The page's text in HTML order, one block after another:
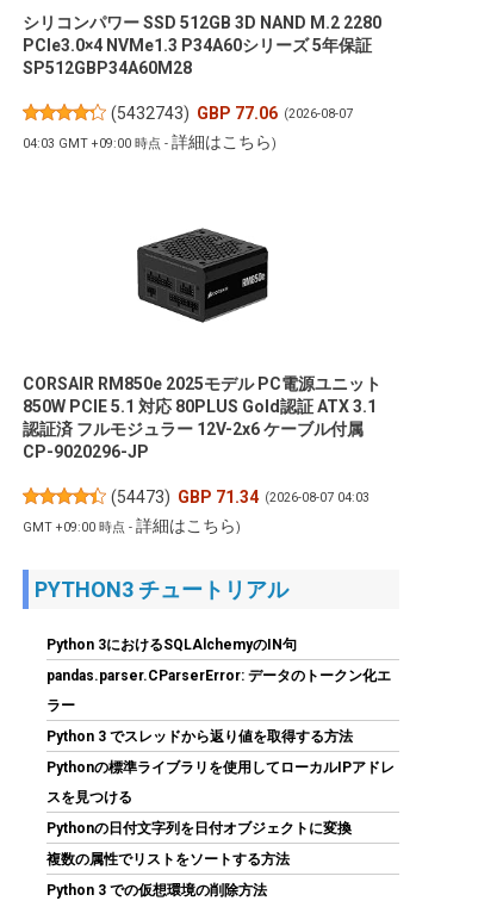
シリコンパワー SSD 512GB 3D NAND M.2 2280
PCIe3.0×4 NVMe1.3 P34A60シリーズ 5年保証
SP512GBP34A60M28
(5432743) GBP 77.06 (2026-08-07
04:03 GMT +09:00 時点 -詳細はこちら)
CORSAIR RM850e 2025モデル PC電源ユニット
850W PCIE 5.1 対応 80PLUS Gold認証 ATX 3.1
認証済 フルモジュラー 12V-2x6 ケーブル付属
CP-9020296-JP
(54473) GBP 71.34 (2026-08-07 04:03
GMT +09:00 時点 -詳細はこちら)
KingSpec SSD 1TB SATAIII 6Gb/s 2.5インチ内
蔵SSD 最大読込570MB/s 3D NAND メーカー保
証3年
(5434010) GBP 91.53 (2026-08-07
04:03 GMT +09:00 時点 -詳細はこちら
PYTHON3 チュートリアル
Python 3におけるSQLAlchemyのIN句
pandas.parser.CParserError: データのトークン化エ
ラー
Python 3 でスレッドから返り値を取得する方法
Pythonの標準ライブラリを使用してローカルIPアドレ
スを見つける
Pythonの日付文字列を日付オブジェクトに変換
複数の属性でリストをソートする方法
Python 3 での仮想環境の削除方法